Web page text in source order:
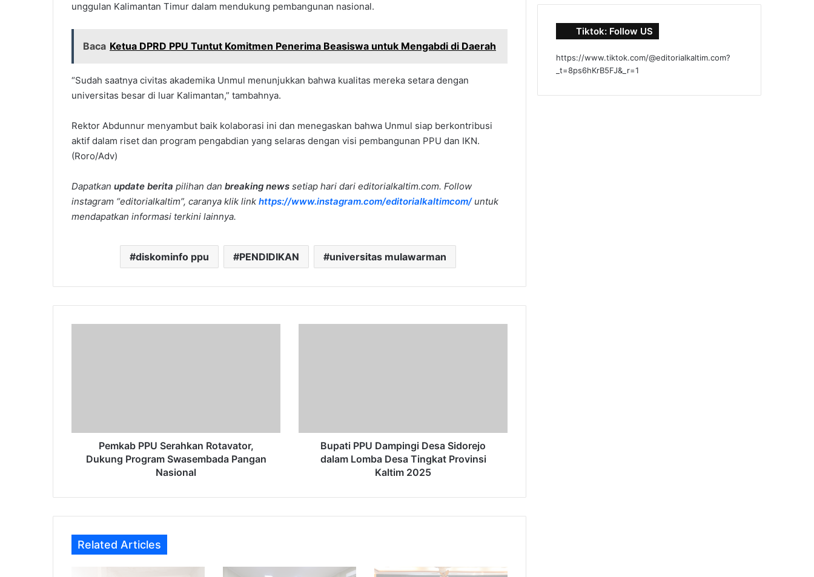
unggulan Kalimantan Timur dalam mendukung pembangunan nasional.
Baca Ketua DPRD PPU Tuntut Komitmen Penerima Beasiswa untuk Mengabdi di Daerah
“Sudah saatnya civitas akademika Unmul menunjukkan bahwa kualitas mereka setara dengan
universitas besar di luar Kalimantan,” tambahnya.
Rektor Abdunnur menyambut baik kolaborasi ini dan menegaskan bahwa Unmul siap berkontribusi
aktif dalam riset dan program pengabdian yang selaras dengan visi pembangunan PPU dan IKN.
(Roro/Adv)
Dapatkan update berita pilihan dan breaking news setiap hari dari editorialkaltim.com. Follow
instagram “editorialkaltim”, caranya klik link https://www.instagram.com/editorialkaltimcom/untuk
mendapatkan informasi terkini lainnya.
diskominfo ppu PENDIDIKAN universitas mulawarman
Nasional
Pemkab PPU Serahkan Rotavator,
Dukung Program Swasembada Pangan
Nasional
Tingkat
ProvinsiBupati PPU Dampingi Desa Sidorejo
dalam Lomba Desa Tingkat Provinsi
Kaltim 2025
Related Articles
Tiktok: Follow US
https://www.tiktok.com/@editorialkaltim.com?
_t=8ps6hKrB5FJ&_r=1